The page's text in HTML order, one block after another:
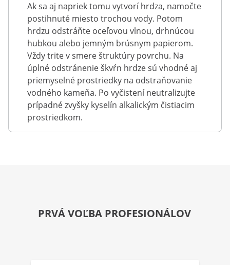
Ak sa aj napriek tomu vytvorí hrdza, namočte
postihnuté miesto trochou vody. Potom
hrdzu odstráňte oceľovou vlnou, drhnúcou
hubkou alebo jemným brúsnym papierom.
Vždy trite v smere štruktúry povrchu. Na
úplné odstránenie škvŕn hrdze sú vhodné aj
priemyselné prostriedky na odstraňovanie
vodného kameňa. Po vyčistení neutralizujte
prípadné zvyšky kyselín alkalickým čistiacim
prostriedkom.
PRVÁ VOĽBA PROFESIONÁLOV